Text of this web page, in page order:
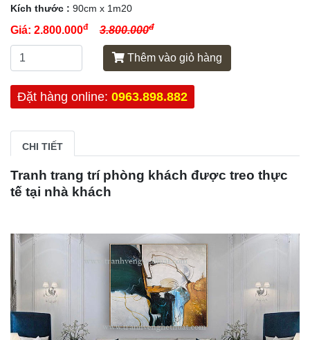
Kích thước : 90cm x 1m20
Giá: 2.800.000đ 3.800.000đ
Thêm vào giỏ hàng
Đặt hàng online: 0963.898.882
CHI TIẾT
Tranh trang trí phòng khách được treo thực
tế tại nhà khách